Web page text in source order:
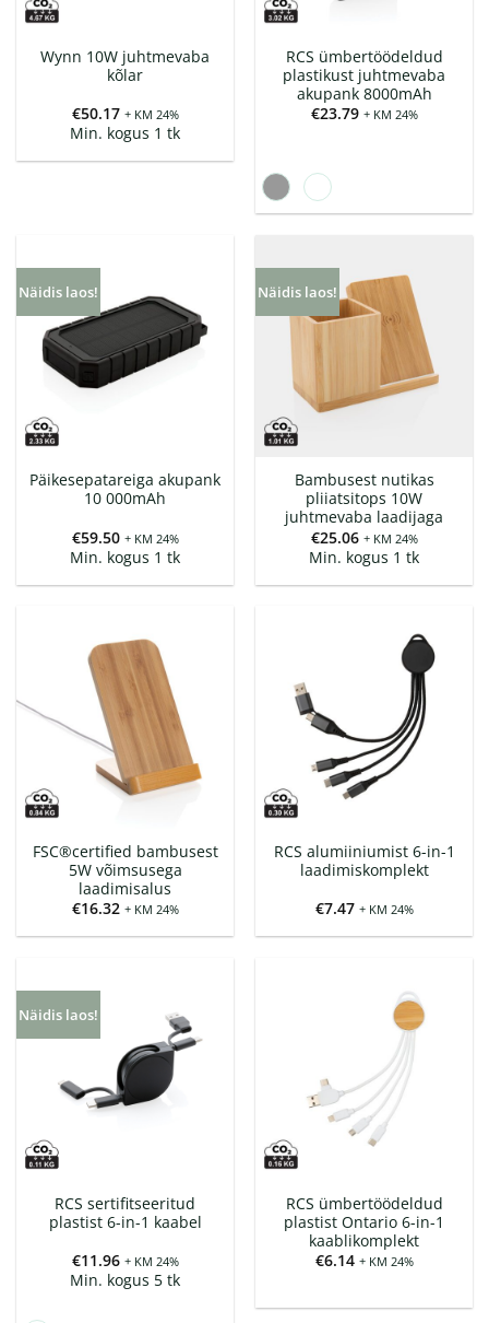
Wynn 10W juhtmevaba
kõlar
€50.17 + KM 24%
Min. kogus 1 tk
RCS ümbertöödeldud
plastikust juhtmevaba
akupank 8000mAh
€23.79 + KM 24%
Näidis laos!
Päikesepatareiga akupank
10 000mAh
€59.50 + KM 24%
Min. kogus 1 tk
Näidis laos!
Bambusest nutikas
pliiatsitops 10W
juhtmevaba laadijaga
€25.06 + KM 24%
Min. kogus 1 tk
FSC®certified bambusest
5W võimsusega
laadimisalus
€16.32 + KM 24%
RCS alumiiniumist 6-in-1
laadimiskomplekt
€7.47 + KM 24%
Näidis laos!
RCS sertifitseeritud
plastist 6-in-1 kaabel
€11.96 + KM 24%
Min. kogus 5 tk
RCS ümbertöödeldud
plastist Ontario 6-in-1
kaablikomplekt
€6.14 + KM 24%